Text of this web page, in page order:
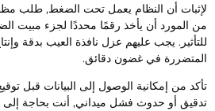
أن النظام يعمل تحت الضغط, طلب
المورد أن يأخذ رقمًا محددًا لجزء مبيت
يجب عليهم عزل نافذة العيب بدقة
في غضون دقائق.
من إمكانية الوصول إلى البيانات قبل
أو حدوث فشل ميداني, أنت بحاجة إلى